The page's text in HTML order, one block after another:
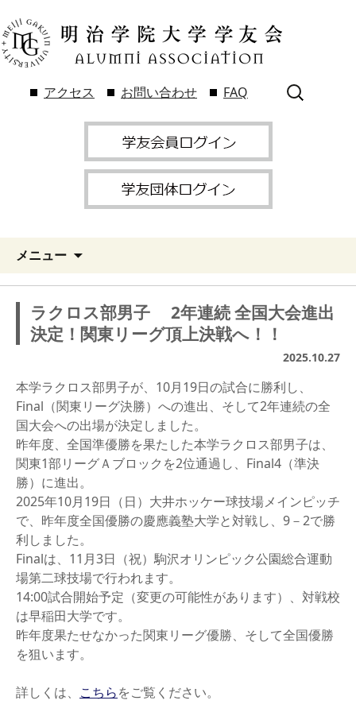
アクセス お問い合わせ FAQ
検
索:
メニュー
ラクロス部男子 2年連続 全国大会進出
決定！関東リーグ頂上決戦へ！！
2025.10.27
本学ラクロス部男子が、10月19日の試合に勝利し、
Final（関東リーグ決勝）への進出、そして2年連続の全
国大会への出場が決定しました。
昨年度、全国準優勝を果たした本学ラクロス部男子は、
関東1部リーグＡブロックを2位通過し、Final4（準決
勝）に進出。
2025年10月19日（日）大井ホッケー球技場メインピッチ
で、昨年度全国優勝の慶應義塾大学と対戦し、9－2で勝
利しました。
Finalは、11月3日（祝）駒沢オリンピック公園総合運動
場第二球技場で行われます。
14:00試合開始予定（変更の可能性があります）、対戦校
は早稲田大学です。
昨年度果たせなかった関東リーグ優勝、そして全国優勝
を狙います。
詳しくは、 こちらをご覧ください。